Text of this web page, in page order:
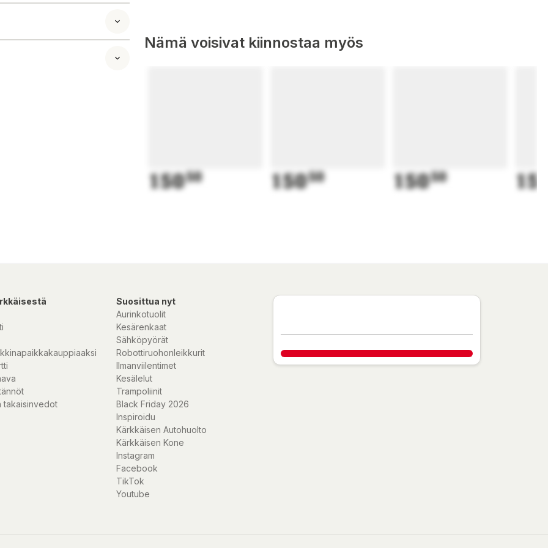
av natt och dag.
Nämä voisivat kiinnostaa myös
15050 15050 15050
takaisinvedot
Suosittua nyt
Aurinkotuolit
Kesärenkaat
Sähköpyörät
Robottiruohonleikkurit
Ilmanviilentimet
Kesälelut
Trampoliinit
Black Friday 2026
Inspiroidu
Kärkkäisen Autohuolto
Kärkkäisen Kone
Instagram
Facebook
TikTok
Youtube